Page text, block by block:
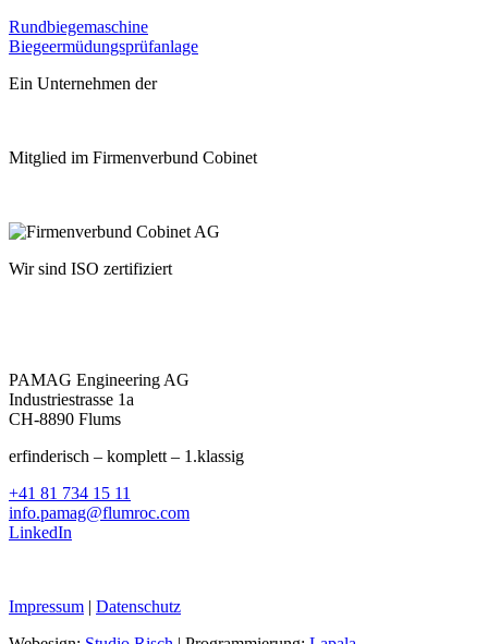
Beitragsnavigation
Rundbiegemaschine
Biegeermüdungsprüfanlage
Ein Unternehmen der
Mitglied im Firmenverbund Cobinet
Wir sind ISO zertifiziert
PAMAG Engineering AG
Industriestrasse 1a
CH-8890 Flums
erfinderisch – komplett – 1.klassig
+41 81 734 15 11
info.pamag@flumroc.com
LinkedIn
Impressum | Datenschutz